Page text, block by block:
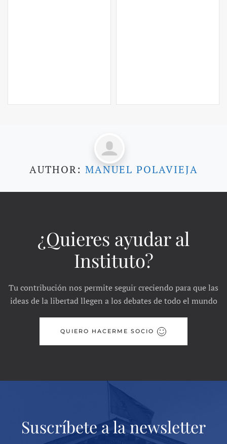
AUTHOR: MANUEL POLAVIEJA
¿Quieres ayudar al
Instituto?
Tu contribución nos permite seguir creciendo para que las
ideas de la libertad llegen a los debates de todo el mundo
QUIERO HACERME SOCIO
Suscríbete a la newsletter